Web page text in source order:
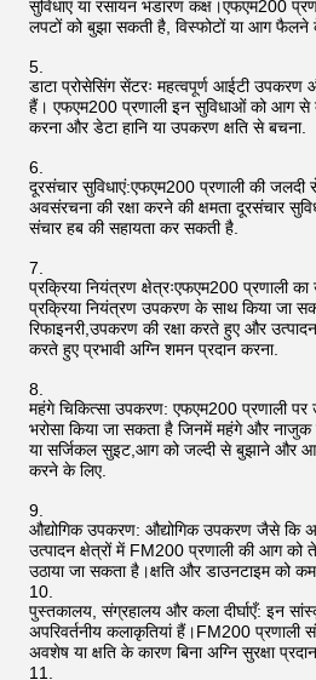
सुविधाएं या रसायन भंडारण कक्ष।एफएम200
लपटों को बुझा सकती है, विस्फोटों या आग
डाटा प्रोसेसिंग सेंटरः महत्वपूर्ण आईटी
हैं। एफएम200 प्रणाली इन सुविधाओं को आग से
करना और डेटा हानि या उपकरण क्षति से बचना.
दूरसंचार सुविधाएं:एफएम200 प्रणाली की
अवसंरचना की रक्षा करने की क्षमता दूरसंचार
संचार हब की सहायता कर सकती है.
प्रक्रिया नियंत्रण क्षेत्रःएफएम200 प्रणाली का
प्रक्रिया नियंत्रण उपकरण के साथ किया जा
रिफाइनरी,उपकरण की रक्षा करते हुए और
करते हुए प्रभावी अग्नि शमन प्रदान करना.
महंगे चिकित्सा उपकरण: एफएम200 प्रणाली पर उन
भरोसा किया जा सकता है जिनमें महंगे और
या सर्जिकल सुइट,आग को जल्दी से बुझाने और
करने के लिए.
औद्योगिक उपकरण: औद्योगिक उपकरण जैसे कि
उत्पादन क्षेत्रों में FM200 प्रणाली की आग को
उठाया जा सकता है।क्षति और डाउनटाइम को
पुस्तकालय, संग्रहालय और कला दीर्घाएँ: इन
अपरिवर्तनीय कलाकृतियां हैं।FM200 प्रणाली
अवशेष या क्षति के कारण बिना अग्नि सुरक्षा